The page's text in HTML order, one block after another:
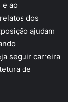
e ao
dos
ajudam
seguir carreira
de